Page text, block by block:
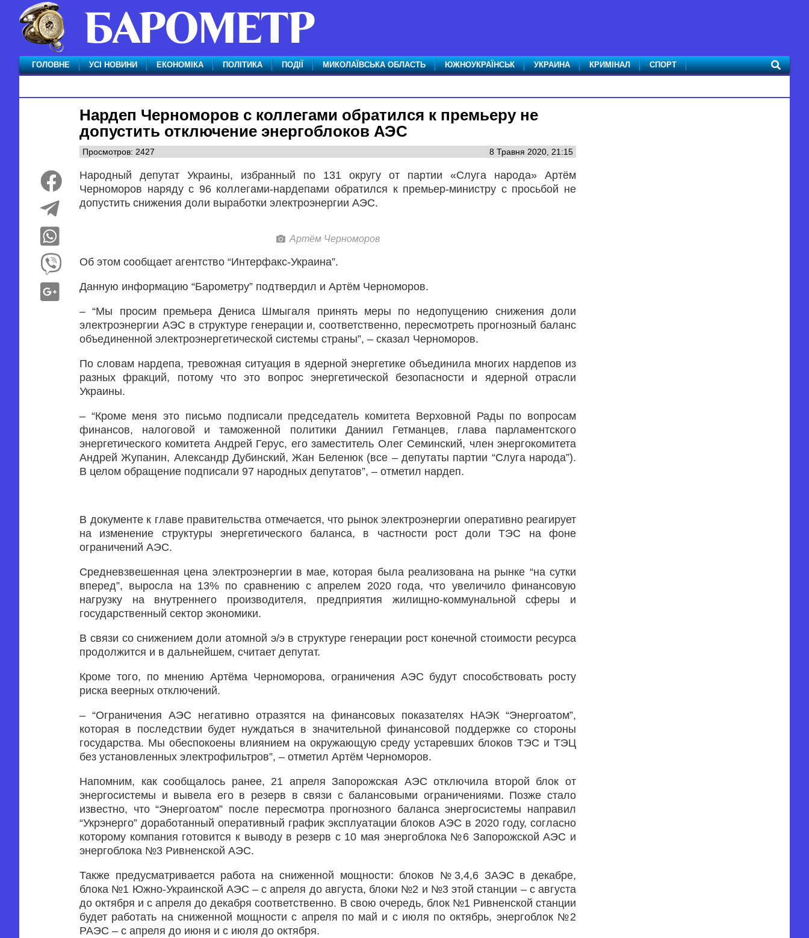
ГОЛОВНЕ УСІ НОВИНИ ЕКОНОМІКА ПОЛІТИКА ПОДІЇ МИКОЛАЇВСЬКА ОБЛАСТЬ ЮЖНОУКРАЇНСЬК УКРАИНА КРИМІНАЛ СПОРТ
Нардеп Черноморов с коллегами обратился к премьеру не
допустить отключение энергоблоков АЭС
Просмотров: 2427 8 Травня 2020, 21:15
Народный депутат Украины, избранный по 131 округу от партии «Слуга народа» Артём
Черноморов наряду с 96 коллегами-нардепами обратился к премьер-министру с просьбой не
допустить снижения доли выработки электроэнергии АЭС.
Артём Черноморов
Об этом сообщает агентство “Интерфакс-Украина”.
Данную информацию “Барометру” подтвердил и Артём Черноморов.
– “Мы просим премьера Дениса Шмыгаля принять меры по недопущению снижения доли
электроэнергии АЭС в структуре генерации и, соответственно, пересмотреть прогнозный баланс
объединенной электроэнергетической системы страны”, – сказал Черноморов.
По словам нардепа, тревожная ситуация в ядерной энергетике объединила многих нардепов из
разных фракций, потому что это вопрос энергетической безопасности и ядерной отрасли
Украины.
– “Кроме меня это письмо подписали председатель комитета Верховной Рады по вопросам
финансов, налоговой и таможенной политики Даниил Гетманцев, глава парламентского
энергетического комитета Андрей Герус, его заместитель Олег Семинский, член энергокомитета
Андрей Жупанин, Александр Дубинский, Жан Беленюк (все – депутаты партии “Слуга народа”).
В целом обращение подписали 97 народных депутатов”, – отметил нардеп.
В документе к главе правительства отмечается, что рынок электроэнергии оперативно реагирует
на изменение структуры энергетического баланса, в частности рост доли ТЭС на фоне
ограничений АЭС.
Средневзвешенная цена электроэнергии в мае, которая была реализована на рынке “на сутки
вперед”, выросла на 13% по сравнению с апрелем 2020 года, что увеличило финансовую
нагрузку на внутреннего производителя, предприятия жилищно-коммунальной сферы и
государственный сектор экономики.
В связи со снижением доли атомной э/э в структуре генерации рост конечной стоимости ресурса
продолжится и в дальнейшем, считает депутат.
Кроме того, по мнению Артёма Черноморова, ограничения АЭС будут способствовать росту
риска веерных отключений.
– “Ограничения АЭС негативно отразятся на финансовых показателях НАЭК “Энергоатом”,
которая в последствии будет нуждаться в значительной финансовой поддержке со стороны
государства. Мы обеспокоены влиянием на окружающую среду устаревших блоков ТЭС и ТЭЦ
без установленных электрофильтров”, – отметил Артём Черноморов.
Напомним, как сообщалось ранее, 21 апреля Запорожская АЭС отключила второй блок от
энергосистемы и вывела его в резерв в связи с балансовыми ограничениями. Позже стало
известно, что “Энергоатом” после пересмотра прогнозного баланса энергосистемы направил
“Укрэнерго” доработанный оперативный график эксплуатации блоков АЭС в 2020 году, согласно
которому компания готовится к выводу в резерв с 10 мая энергоблока №6 Запорожской АЭС и
энергоблока №3 Ривненской АЭС.
Также предусматривается работа на сниженной мощности: блоков №3,4,6 ЗАЭС в декабре,
блока №1 Южно-Украинской АЭС – с апреля до августа, блоки №2 и №3 этой станции – с августа
до октября и с апреля до декабря соответственно. В свою очередь, блок №1 Ривненской станции
будет работать на сниженной мощности с апреля по май и с июля по октябрь, энергоблок №2
РАЭС – с апреля до июня и с июля до октября.